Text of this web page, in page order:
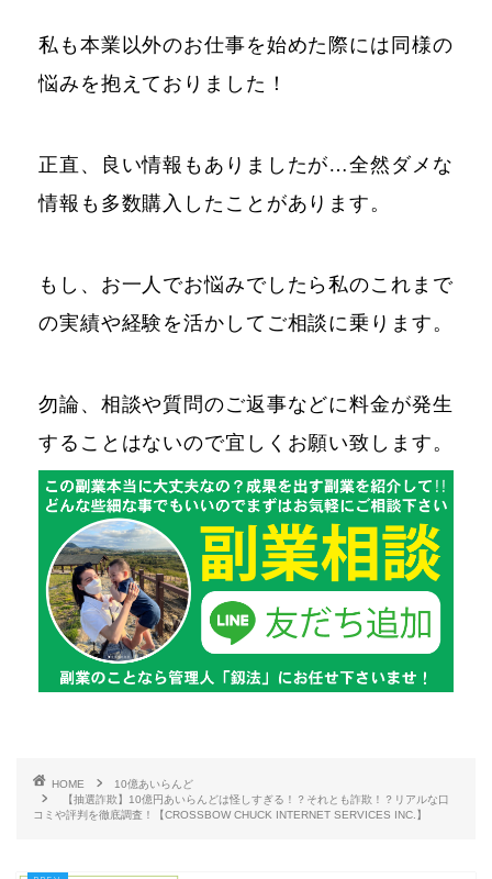
私も本業以外のお仕事を始めた際には同様の
悩みを抱えておりました！
正直、良い情報もありましたが…全然ダメな
情報も多数購入したことがあります。
もし、お一人でお悩みでしたら私のこれまで
の実績や経験を活かしてご相談に乗ります。
勿論、相談や質問のご返事などに料金が発生
することはないので宜しくお願い致します。
HOME
10億あいらんど
【抽選詐欺】10億円あいらんどは怪しすぎる！？それとも詐欺！？リアルな口
コミや評判を徹底調査！【CROSSBOW CHUCK INTERNET SERVICES INC.】